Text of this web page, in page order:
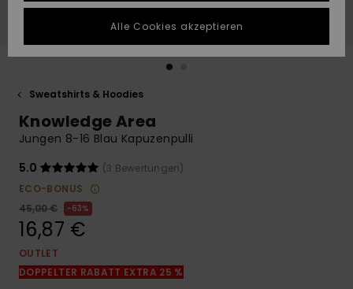
um die
schnellste
Antwort auf Ihre
erhalten.
Unterhaltung
Finden Sie
Antworten auf
die häufigsten
Fragen sowie
QUIKSILVER APP
WUNSCHLISTE
Sweatshirts & Hoodies
Knowledge Area
Jungen 8-16 Blau Kapuzenpulli
5.0
(3 Bewertungen)
ECO-BONUS
45,00 €
63%
16,87 €
OUTLET
DOPPELTER RABATT EXTRA 25 %
Alle Cookies akzeptieren